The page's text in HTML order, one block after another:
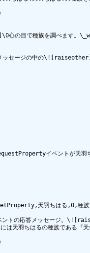
目で種族を調べます。
ッセージの中の
イベントが天羽
天羽ちはる,0,種
トの応答メッセージ。
天羽ちはるの種族である『天